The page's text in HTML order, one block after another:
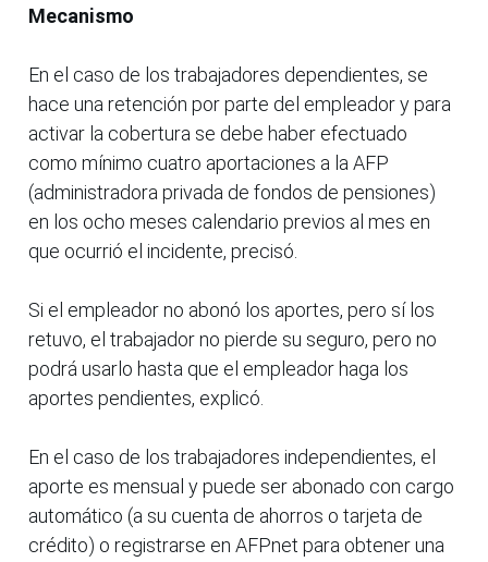
Mecanismo
En el caso de los trabajadores dependientes, se
hace una retención por parte del empleador y para
activar la cobertura se debe haber efectuado
como mínimo cuatro aportaciones a la AFP
(administradora privada de fondos de pensiones)
en los ocho meses calendario previos al mes en
que ocurrió el incidente, precisó.
Si el empleador no abonó los aportes, pero sí los
retuvo, el trabajador no pierde su seguro, pero no
podrá usarlo hasta que el empleador haga los
aportes pendientes, explicó.
En el caso de los trabajadores independientes, el
aporte es mensual y puede ser abonado con cargo
automático (a su cuenta de ahorros o tarjeta de
crédito) o registrarse en AFPnet para obtener una